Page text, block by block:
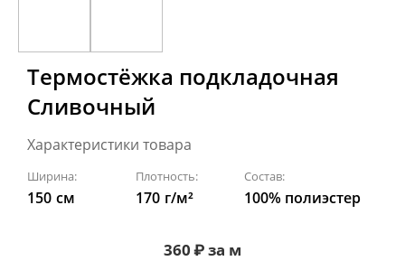
Термостёжка подкладочная
Сливочный
Характеристики товара
Ширина:
150 см
Плотность:
170 г/м²
Состав:
100% полиэстер
360₽за м